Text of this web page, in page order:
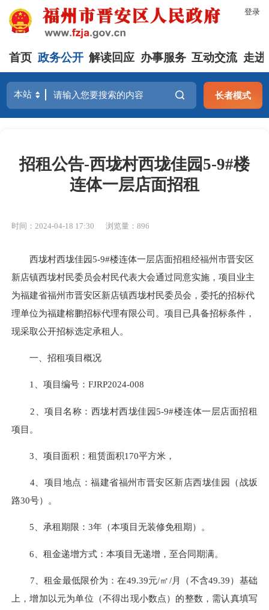
登录
首页 政务公开 解读回应 办事服务 互动交流 走进
长者模式
招租公告-西垅村西垅佳园5-9#楼
连体一层店面招租
时间：2024-04-18 17:30 浏览量：896
西垅村西垅佳园5-9#楼连体一层店面招租经福州市晋安区
新店镇西垅村民委员会村民代表大会通过同意实施 ，项目业主
为福建省福州市晋安区新店镇西垅村民委员会 ，委托的招标代
理单位为福建榕鹏招标代理有限公司 。项目已具备招标条件，
现采取公开招标选定承租人。
一、招租项目概况
1、项目编号： FJRP2024-008
2、项目名称： 西垅村西垅佳园5-9#楼连体一层店面招租
项目 。
3、项目面积： 租赁面积170平方米 ，
4、 项目地点：福建省福州市晋安区新店西垅佳园（战坂
路30号） 。
5 、承租期限： 3年 （本项目无装修免租期）。
6、 租金递增方式： 本项目无递增， 至合同期满。
7 、租金最低限价为：在49.39元/㎡/月（不含49.39）基础
上，增加以元为单位（不得出现小数点）的整数，需认真填写